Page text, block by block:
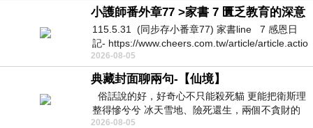
小護師番外章77 >家書 7 匱乏教育的深意
115.5.31 (同步存小番章77) 家書line 7 感恩日
記- https://www.cheers.com.tw/article/article.actio
2026-08-05
典藏封面聊兩句-【仙境】
俗話說的好，好奇心不只能殺死貓 更能把衛斯理
整得慘兮兮 冰天雪地、險死還生，兩個不貪財的
人尋什麼寶？ 人家追尋愛情還
2026-08-05